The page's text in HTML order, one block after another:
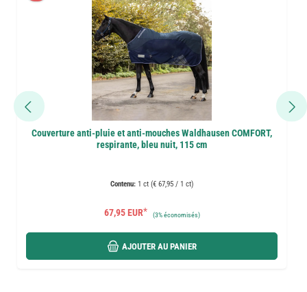
Couverture anti-pluie et anti-mouches Waldhausen COMFORT,
respirante, bleu nuit, 115 cm
Contenu: 1 ct (€ 67,95 / 1 ct)
67,95 EUR* (3%économisés)
AJOUTER AU PANIER